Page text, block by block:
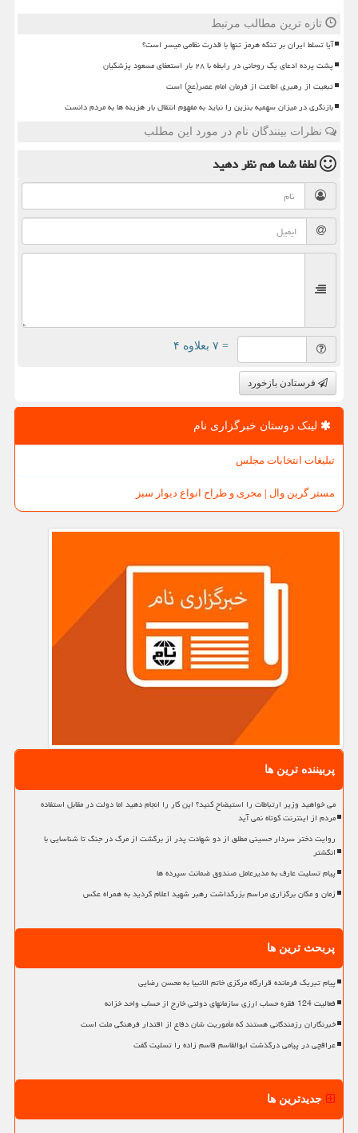
تازه ترین مطالب مرتبط
آیا تسلط ایران بر تنگه هرمز تنها با قدرت نظامی میسر است؟
پشت پرده ادعای یک روحانی در رابطه با ۲۸ بار استعفای مسعود پزشکیان
تبعیت از رهبری اطاعت از فرمان امام عصر(عج) است
بازنگری در میزان سهمیه بنزین را نباید به مفهوم انتقال بار هزینه ها به مردم دانست
نظرات بینندگان نام در مورد این مطلب
لطفا شما همنظر دهید
= ۷ بعلاوه ۴
فرستادن بازخورد
لینک دوستان خبرگزاری نام
تبلیغات انتخابات مجلس
مستر گرین وال | مجری و طراح انواع دیوار سبز
پربیننده ترین ها
می خواهید وزیر ارتباطات را استیضاح کنید؟ این کار را انجام دهید اما دولت در مقابل استفاده
مردم از اینترنت کوتاه نمی آید
روایت دختر سردار حسینی مطلق از دو شهادت پدر از برگشت از مرگ در جنگ تا شناسایی با
انگشتر
پیام تسلیت عارف به مدیرعامل صندوق ضمانت سپرده ها
زمان و مکان برگزاری مراسم بزرگداشت رهبر شهید اعلام گردید به همراه عکس
پربحث ترین ها
پیام تبریک فرمانده قرارگاه مرکزی خاتم الانبیا به محسن رضایی
فعالیت 124 فقره حساب ارزی سازمانهای دولتی خارج از حساب واحد خزانه
خبرنگاران رزمندگانی هستند که مأموریت شان دفاع از اقتدار فرهنگی ملت است
عراقچی در پیامی درگذشت ابوالقاسم قاسم زاده را تسلیت گفت
جدیدترین ها